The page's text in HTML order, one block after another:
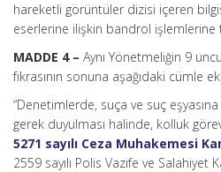
hareketli görüntüler dizisi içeren
eserlerine ilişkin bandrol işlemlerine
MADDE 4 – Aynı Yönetmeliğin 9
fıkrasının sonuna aşağıdaki cümle
“Denetimlerde, suça ve suç
gerek duyulması halinde, kolluk
5271 sayılı Ceza Muhakemesi
2559 sayılı Polis Vazife ve Salahiyet